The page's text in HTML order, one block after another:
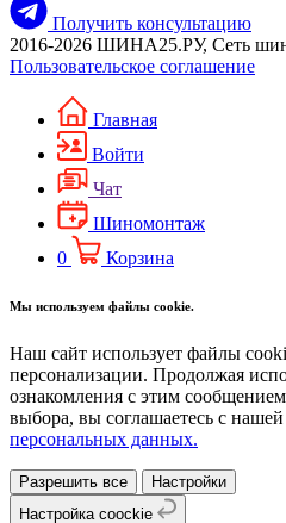
Получить консультацию
2016-2026 ШИНА25.РУ, Сеть
Пользовательское соглашение
Главная
Войти
Чат
Шиномонтаж
0
Корзина
Мы используем файлы cookie.
Наш сайт использует файлы
персонализации. Продолжая
ознакомления с этим
выбора, вы соглашаетесь с нашей
персональных данных.
Разрешить все
Настройки
Настройка coockie